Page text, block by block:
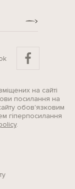
на сайті
посилання на
обов'язковим
гіперпосилання
.